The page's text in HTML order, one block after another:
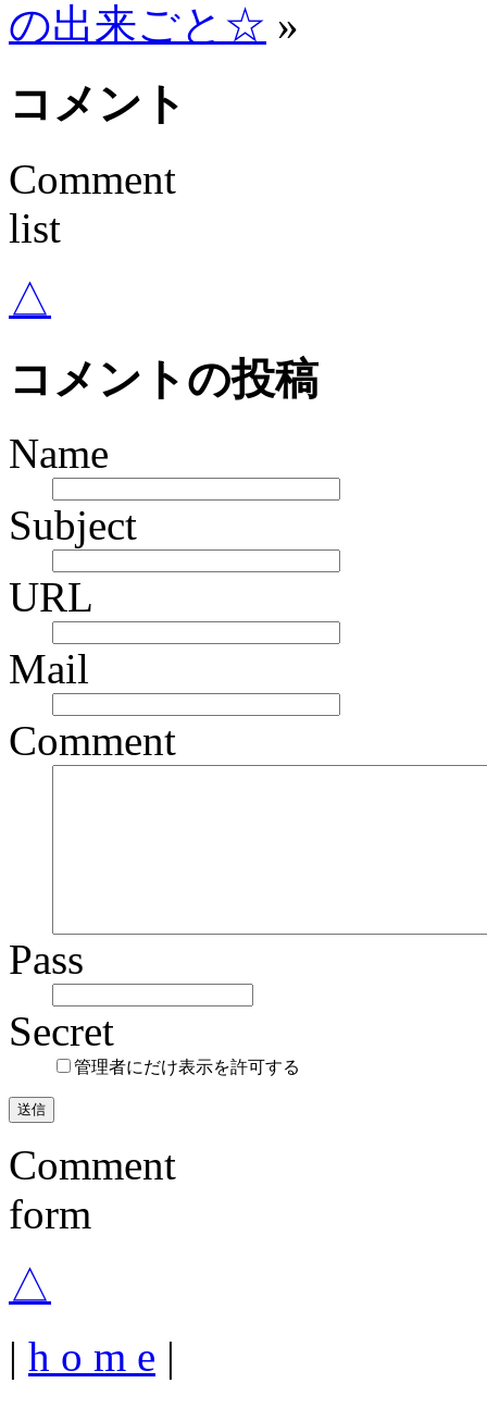
の出来ごと☆ »
コメント
Comment
list
△
コメントの投稿
Name
Subject
URL
Mail
Comment
Pass
Secret
管理者にだけ表示を許可する
Comment
form
△
| h o m e |